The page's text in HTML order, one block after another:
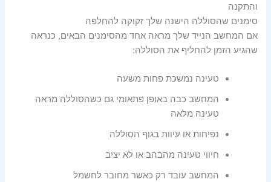
והתקנה
סימנים שהסוללה הישנה שלך זקוקה להחלפה
אם המחשב הנייד שלך מראה אחד מהסימנים הבאים, כנראה
שהגיע הזמן להחליף את הסוללה:
טעינה נמשכת פחות משעה
המחשב כבה באופן פתאומי גם כשהסוללה מראה
טעינה מלאה
נפיחות או עיוות בגוף הסוללה
חיווי טעינה מהבהב או לא יציב
המחשב עובד רק כאשר מחובר לחשמל